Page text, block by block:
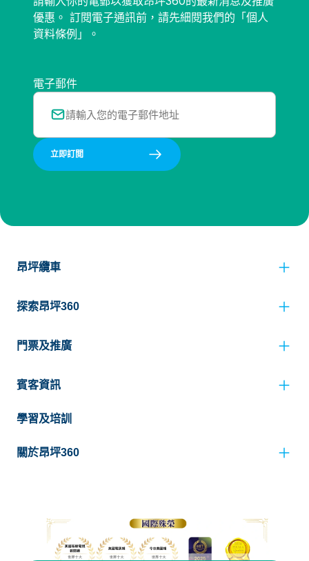
優惠。 訂閱電子通訊前，請先細閱我們的「個人
資料條例」。
電子郵件
立即訂閲
昂坪纜車
探索昂坪360
門票及推廣
賓客資訊
學習及培訓
關於昂坪360